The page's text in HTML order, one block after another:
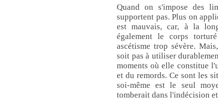
Quand on s'impose des
supportent pas. Plus on
est mauvais, car, à la
également le corps
ascétisme trop sévère.
soit pas à utiliser
moments où elle constitue
et du remords. Ce sont les
soi-même est le seul
tomberait dans l'indécision